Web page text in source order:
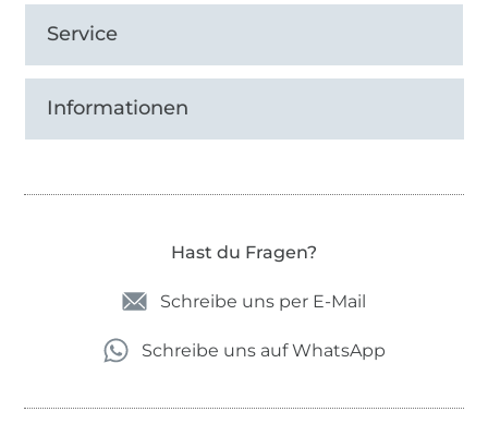
Service
Informationen
Hast du Fragen?
Schreibe uns per E-Mail
Schreibe uns auf WhatsApp